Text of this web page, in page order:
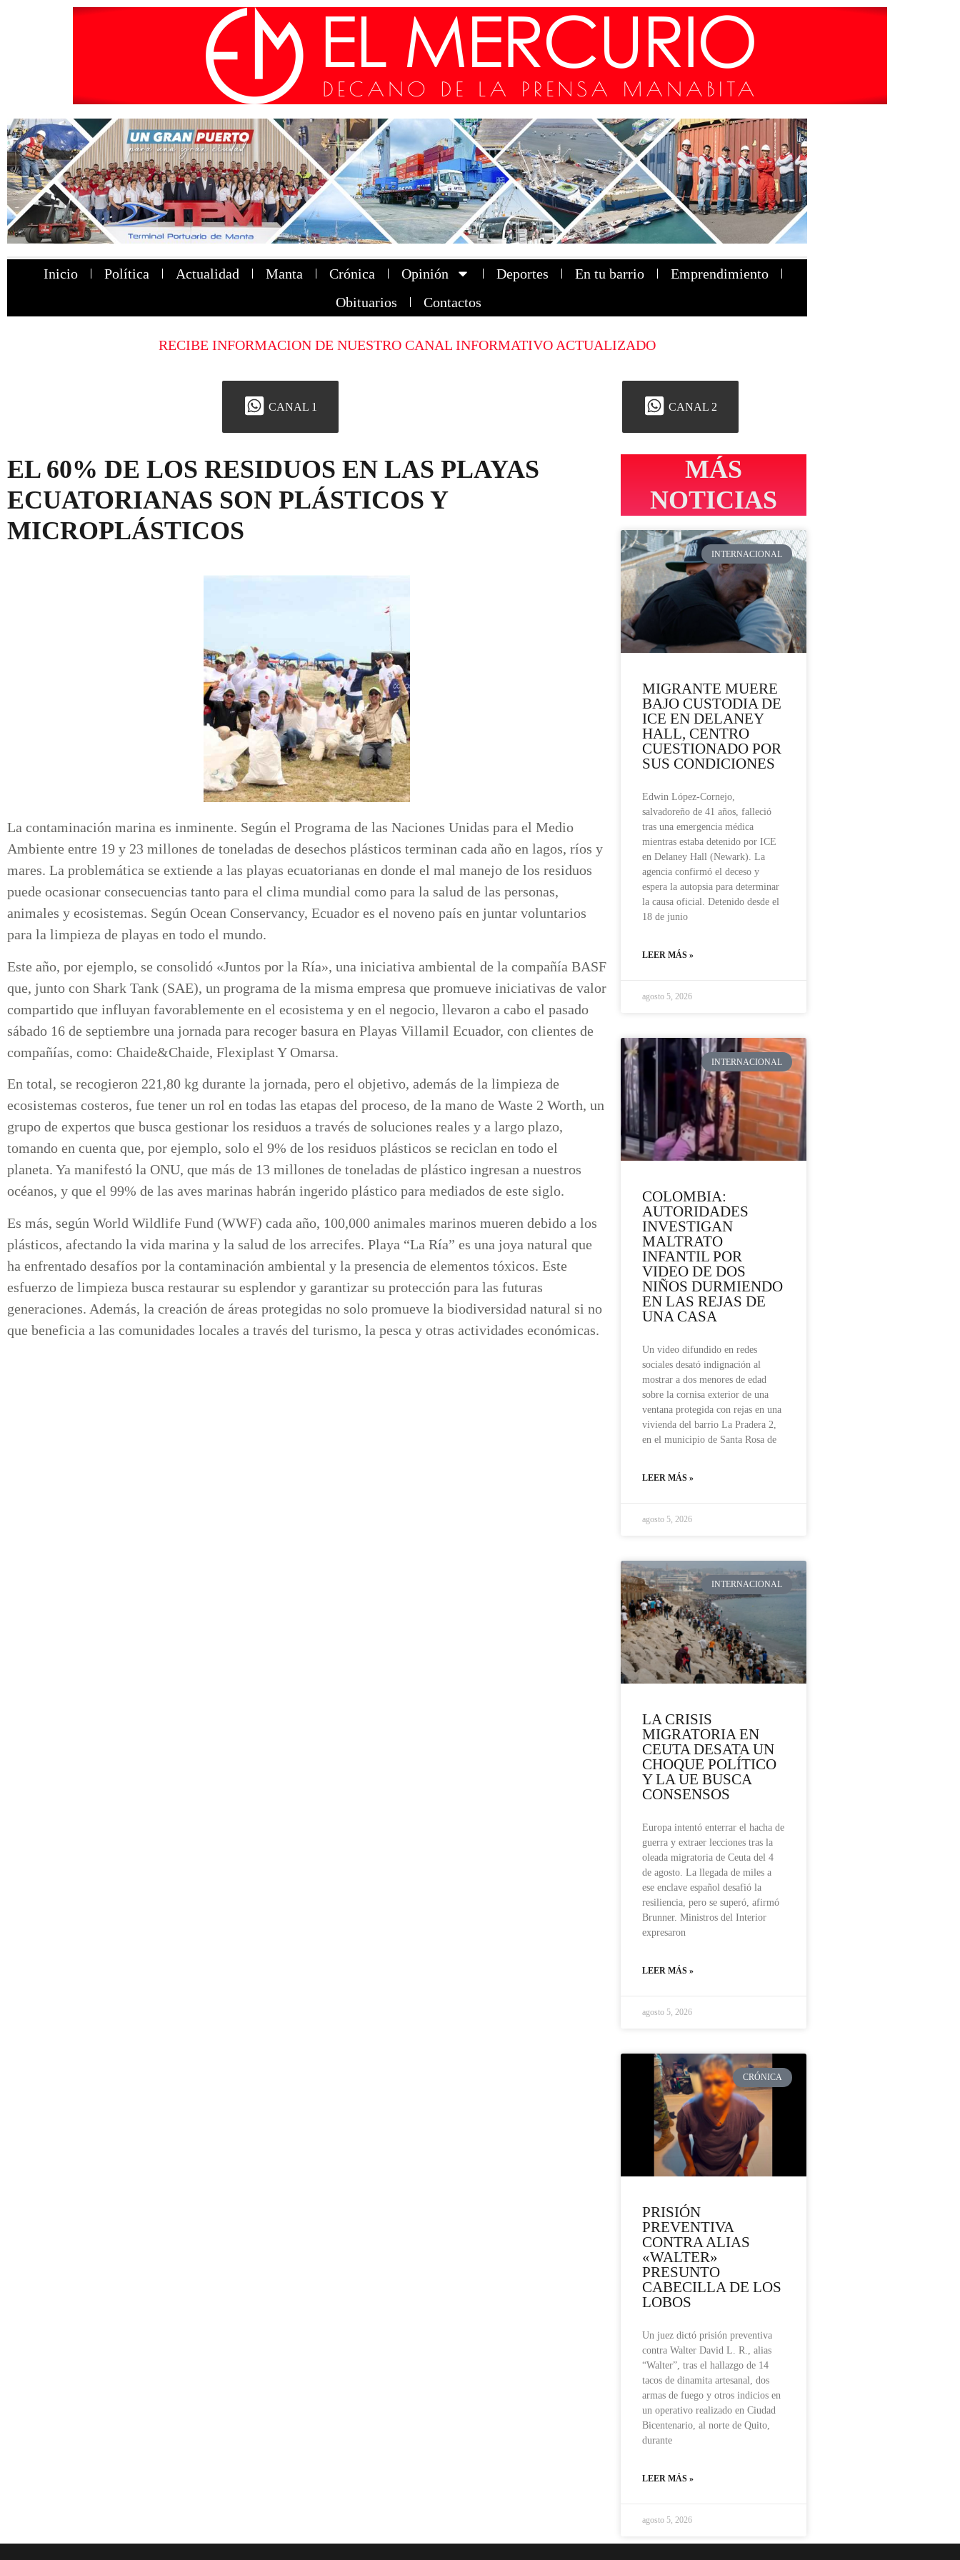
Inicio Política Actualidad Manta Crónica Opinión Deportes En tu barrio
Emprendimiento
Obituarios
Contactos
RECIBE INFORMACION DE NUESTRO CANAL INFORMATIVO ACTUALIZADO
CANAL 1 CANAL 2
EL 60% DE LOS RESIDUOS EN LAS PLAYAS
ECUATORIANAS SON PLÁSTICOS Y
MICROPLÁSTICOS
La contaminación marina es inminente. Según el Programa de las Naciones Unidas para el Medio
Ambiente entre 19 y 23 millones de toneladas de desechos plásticos terminan cada año en lagos, ríos y
mares. La problemática se extiende a las playas ecuatorianas en donde el mal manejo de los residuos
puede ocasionar consecuencias tanto para el clima mundial como para la salud de las personas,
animales y ecosistemas. Según Ocean Conservancy, Ecuador es el noveno país en juntar voluntarios
para la limpieza de playas en todo el mundo.
Este año, por ejemplo, se consolidó «Juntos por la Ría», una iniciativa ambiental de la compañía BASF
que, junto con Shark Tank (SAE), un programa de la misma empresa que promueve iniciativas de valor
compartido que influyan favorablemente en el ecosistema y en el negocio, llevaron a cabo el pasado
sábado 16 de septiembre una jornada para recoger basura en Playas Villamil Ecuador, con clientes de
compañías, como: Chaide&Chaide, Flexiplast Y Omarsa.
En total, se recogieron 221,80 kg durante la jornada, pero el objetivo, además de la limpieza de
ecosistemas costeros, fue tener un rol en todas las etapas del proceso, de la mano de Waste 2 Worth, un
grupo de expertos que busca gestionar los residuos a través de soluciones reales y a largo plazo,
tomando en cuenta que, por ejemplo, solo el 9% de los residuos plásticos se reciclan en todo el
planeta. Ya manifestó la ONU, que más de 13 millones de toneladas de plástico ingresan a nuestros
océanos, y que el 99% de las aves marinas habrán ingerido plástico para mediados de este siglo.
Es más, según World Wildlife Fund (WWF) cada año, 100,000 animales marinos mueren debido a los
plásticos, afectando la vida marina y la salud de los arrecifes. Playa “La Ría” es una joya natural que
ha enfrentado desafíos por la contaminación ambiental y la presencia de elementos tóxicos. Este
esfuerzo de limpieza busca restaurar su esplendor y garantizar su protección para las futuras
generaciones. Además, la creación de áreas protegidas no solo promueve la biodiversidad natural si no
que beneficia a las comunidades locales a través del turismo, la pesca y otras actividades económicas.
MÁS
NOTICIAS
INTERNACIONAL
MIGRANTE MUERE
BAJO CUSTODIA DE
ICE EN DELANEY
HALL, CENTRO
CUESTIONADO POR
SUS CONDICIONES
Edwin López-Cornejo,
salvadoreño de 41 años, falleció
tras una emergencia médica
mientras estaba detenido por ICE
en Delaney Hall (Newark). La
agencia confirmó el deceso y
espera la autopsia para determinar
la causa oficial. Detenido desde el
18 de junio
LEER MÁS »
agosto 5, 2026
INTERNACIONAL
COLOMBIA:
AUTORIDADES
INVESTIGAN
MALTRATO
INFANTIL POR
VIDEO DE DOS
NIÑOS DURMIENDO
EN LAS REJAS DE
UNA CASA
Un video difundido en redes
sociales desató indignación al
mostrar a dos menores de edad
sobre la cornisa exterior de una
ventana protegida con rejas en una
vivienda del barrio La Pradera 2,
en el municipio de Santa Rosa de
LEER MÁS »
agosto 5, 2026
INTERNACIONAL
LA CRISIS
MIGRATORIA EN
CEUTA DESATA UN
CHOQUE POLÍTICO
Y LA UE BUSCA
CONSENSOS
Europa intentó enterrar el hacha de
guerra y extraer lecciones tras la
oleada migratoria de Ceuta del 4
de agosto. La llegada de miles a
ese enclave español desafió la
resiliencia, pero se superó, afirmó
Brunner. Ministros del Interior
expresaron
LEER MÁS »
agosto 5, 2026
CRÓNICA
PRISIÓN
PREVENTIVA
CONTRA ALIAS
«WALTER»
PRESUNTO
CABECILLA DE LOS
LOBOS
Un juez dictó prisión preventiva
contra Walter David L. R., alias
“Walter”, tras el hallazgo de 14
tacos de dinamita artesanal, dos
armas de fuego y otros indicios en
un operativo realizado en Ciudad
Bicentenario, al norte de Quito,
durante
LEER MÁS »
agosto 5, 2026